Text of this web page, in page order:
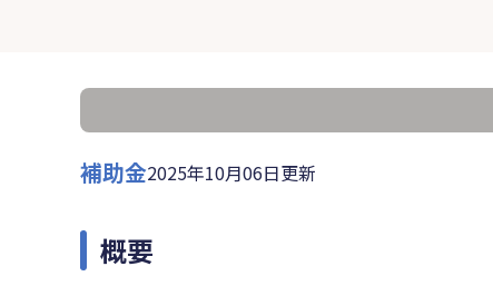
補助金2025年10月06日更新
概要